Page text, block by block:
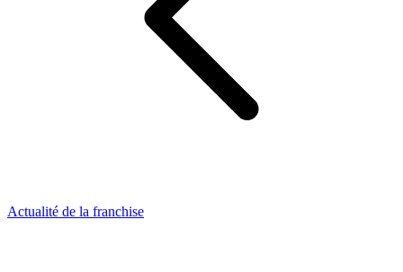
Actualité de la franchise